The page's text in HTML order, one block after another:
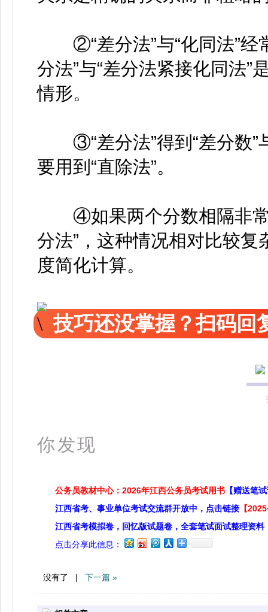
②“差分法”与“化同法”
分法”与“差分法紧接化同法
情形。
③“差分法”得到“差分数”
要用到“直除法”。
④如果两个分数相隔非常
分法”，这种情况相对比较
度简化计算。
技巧还没掌握？扫码回
你发现
公务员教材中心：2026年江西公务员考试用书 【赠送笔
江西省考、事业单位考试交流群开放中，点击链接 【
江西省考模拟卷，回忆版试题卷，全套笔试面试整理资料
点击分享此信息：
没有了 | 下一篇 »